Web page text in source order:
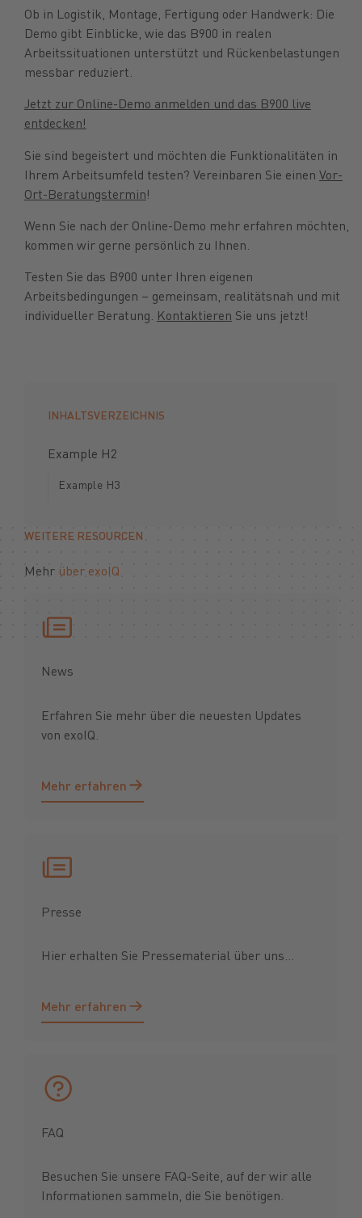
Ob in Logistik, Montage, Fertigung oder Handwerk: Die
Demo gibt Einblicke, wie das B900 in realen
Arbeitssituationen unterstützt und Rückenbelastungen
messbar reduziert.
Jetzt zur Online-Demo anmelden und das B900 live
entdecken!
Sie sind begeistert und möchten die Funktionalitäten in
Ihrem Arbeitsumfeld testen? Vereinbaren Sie einen Vor-
Ort-Beratungstermin!
Wenn Sie nach der Online-Demo mehr erfahren möchten,
kommen wir gerne persönlich zu Ihnen.
Testen Sie das B900 unter Ihren eigenen
Arbeitsbedingungen – gemeinsam, realitätsnah und mit
individueller Beratung. Kontaktieren Sie uns jetzt!
INHALTSVERZEICHNIS
Example H2
Example H3
WEITERE RESOURCEN
Mehr über exoIQ
News
Erfahren Sie mehr über die neuesten Updates
von exoIQ.
Mehr erfahren
Mehr erfahren
Presse
Hier erhalten Sie Pressematerial über uns...
Mehr erfahren
Mehr erfahren
FAQ
Besuchen Sie unsere FAQ-Seite, auf der wir alle
Informationen sammeln, die Sie benötigen.